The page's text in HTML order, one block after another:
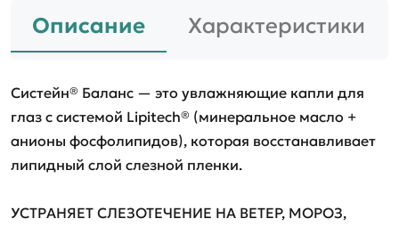
Описание Характеристики
Систейн® Баланс — это увлажняющие капли для
глаз с системой Lipitech® (минеральное масло +
анионы фосфолипидов), которая восстанавливает
липидный слой слезной пленки.
УСТРАНЯЕТ СЛЕЗОТЕЧЕНИЕ НА ВЕТЕР, МОРОЗ,